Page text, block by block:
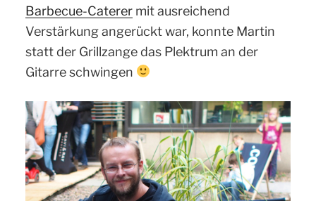
Barbecue-Caterer mit ausreichend
Verstärkung angerückt war, konnte Martin
statt der Grillzange das Plektrum an der
Gitarre schwingen